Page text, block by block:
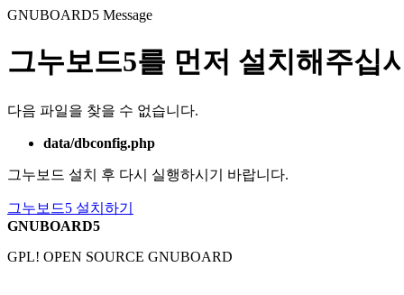
GNUBOARD5 Message
그누보드5를 먼저 설치해주십
다음 파일을 찾을 수 없습니다.
data/dbconfig.php
그누보드 설치 후 다시 실행하시기 바랍니다.
그누보드5 설치하기
GNUBOARD5
GPL! OPEN SOURCE GNUBOARD